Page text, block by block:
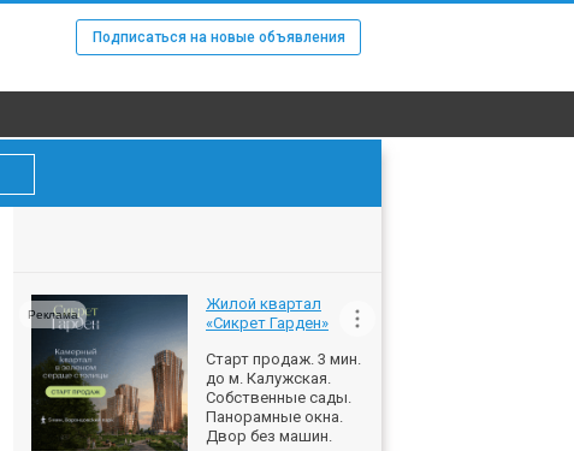
Подписаться на новые объявления
Жилой квартал
«Сикрет Гарден»
Старт продаж. 3 мин.
до м. Калужская.
Собственные сады.
Панорамные окна.
Двор без машин.
Реклама